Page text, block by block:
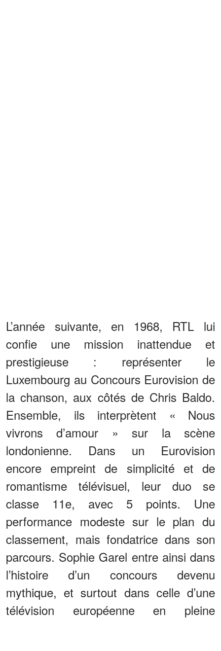
L’année suivante, en 1968, RTL lui
confie une mission inattendue et
prestigieuse : représenter le
Luxembourg au Concours Eurovision de
la chanson, aux côtés de Chris Baldo.
Ensemble, ils interprètent « Nous
vivrons d’amour » sur la scène
londonienne. Dans un Eurovision
encore empreint de simplicité et de
romantisme télévisuel, leur duo se
classe 11e, avec 5 points. Une
performance modeste sur le plan du
classement, mais fondatrice dans son
parcours. Sophie Garel entre ainsi dans
l’histoire d’un concours devenu
mythique, et surtout dans celle d’une
télévision européenne en pleine